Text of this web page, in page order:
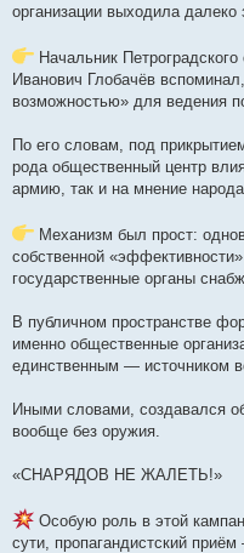
организации выходила далеко
Начальник
Иванович Глобачёв
возможностью» для ведения
По его словам, под
рода общественный центр
армию, так и на мнение народа.
Механизм был прост:
собственной
государственные органы
В публичном пространстве
именно общественные
единственным — источником
Иными словами, создавался
вообще без оружия.
«СНАРЯДОВ НЕ ЖАЛЕТЬ!»
Особую роль в этой
сути, пропагандистский